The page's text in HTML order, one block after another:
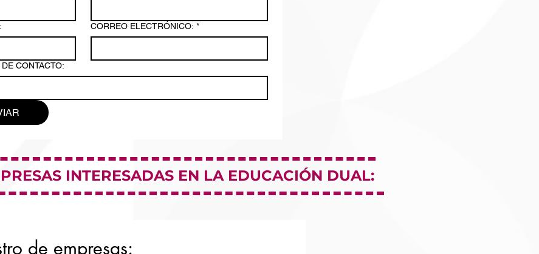
CORREO ELECTRÓNICO: *
CONTACTO:
INTERESADAS EN LA EDUCACIÓN DUAL: